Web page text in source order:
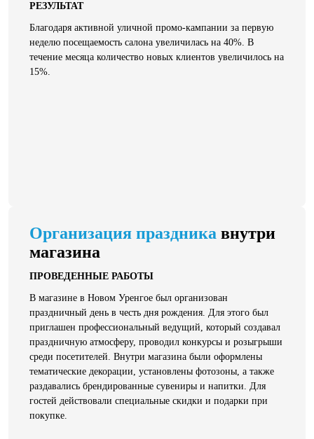
РЕЗУЛЬТАТ
Благодаря активной уличной промо-кампании за первую
неделю посещаемость салона увеличилась на 40%. В
течение месяца количество новых клиентов увеличилось на
15%.
Организация праздника внутри
магазина
ПРОВЕДЕННЫЕ РАБОТЫ
В магазине в Новом Уренгое был организован
праздничный день в честь дня рождения. Для этого был
приглашен профессиональный ведущий, который создавал
праздничную атмосферу, проводил конкурсы и розыгрыши
среди посетителей. Внутри магазина были оформлены
тематические декорации, установлены фотозоны, а также
раздавались брендированные сувениры и напитки. Для
гостей действовали специальные скидки и подарки при
покупке.